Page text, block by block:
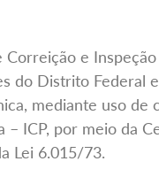
e
do Distrito Federal
mediante uso de
ICP, por meio da
Lei 6.015/73.